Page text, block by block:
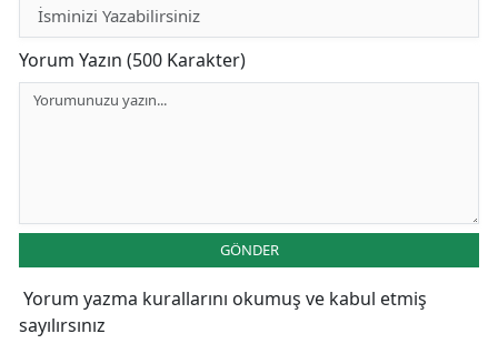
Yorum Yazın (500 Karakter)
GÖNDER
Yorum yazma kurallarını okumuş ve kabul etmiş
sayılırsınız